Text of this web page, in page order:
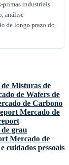
primas industriais.
análise
de longo prazo do
Misturas de
de Wafers de
de Carbono
Mercado de
grau
Mercado de
cuidados pessoais